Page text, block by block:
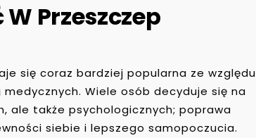
Przeszczep
się coraz bardziej popularna ze względu
Wiele osób decyduje się na
ale także psychologicznych; poprawa
siebie i lepszego samopoczucia.